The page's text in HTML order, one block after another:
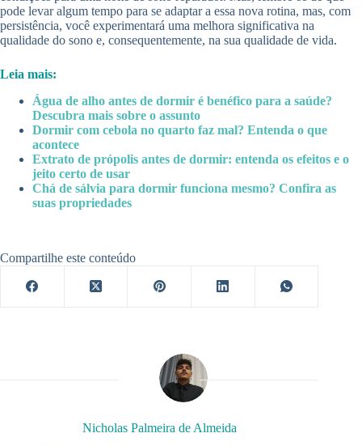
pode levar algum tempo para se adaptar a essa nova rotina, mas, com
persistência, você experimentará uma melhora significativa na
qualidade do sono e, consequentemente, na sua qualidade de vida.
Leia mais:
Água de alho antes de dormir é benéfico para a saúde?
Descubra mais sobre o assunto
Dormir com cebola no quarto faz mal? Entenda o que
acontece
Extrato de própolis antes de dormir: entenda os efeitos e o
jeito certo de usar
Chá de sálvia para dormir funciona mesmo? Confira as
suas propriedades
Compartilhe este conteúdo
Nicholas Palmeira de Almeida